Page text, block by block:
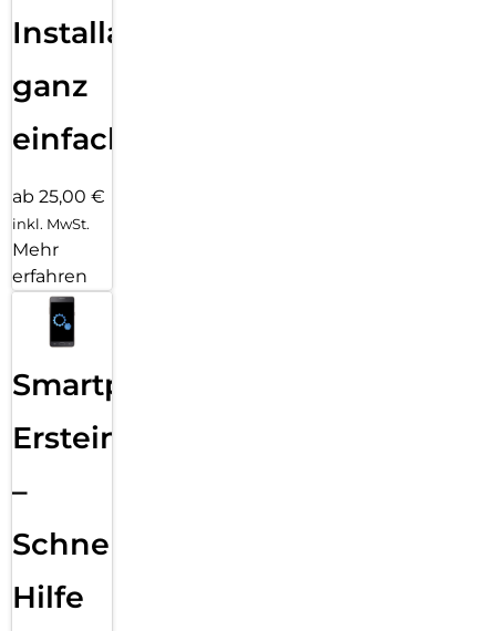
Installation
ganz
einfach
ab 25,00 €
inkl. MwSt.
Mehr
erfahren
Smartphone
Ersteinrichtung
–
Schnelle
Hilfe